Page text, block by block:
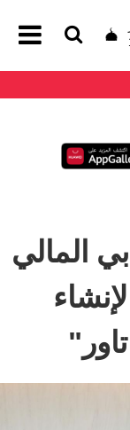
المالي